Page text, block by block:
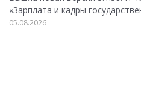
«Зарплата и кадры
05.08.2026